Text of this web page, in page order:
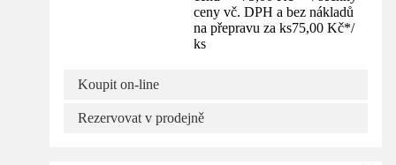
ceny vč. DPH a bez nákladů
na přepravu za ks75,00 Kč*/
ks
Koupit on-line
Rezervovat v prodejně